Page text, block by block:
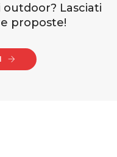
Lasciati
proposte!